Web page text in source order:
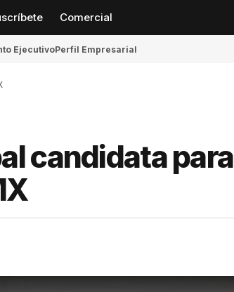
Comercial
EjecutivoPerfil Empresarial
candidata para